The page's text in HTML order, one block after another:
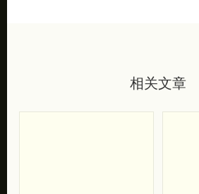
相关文章